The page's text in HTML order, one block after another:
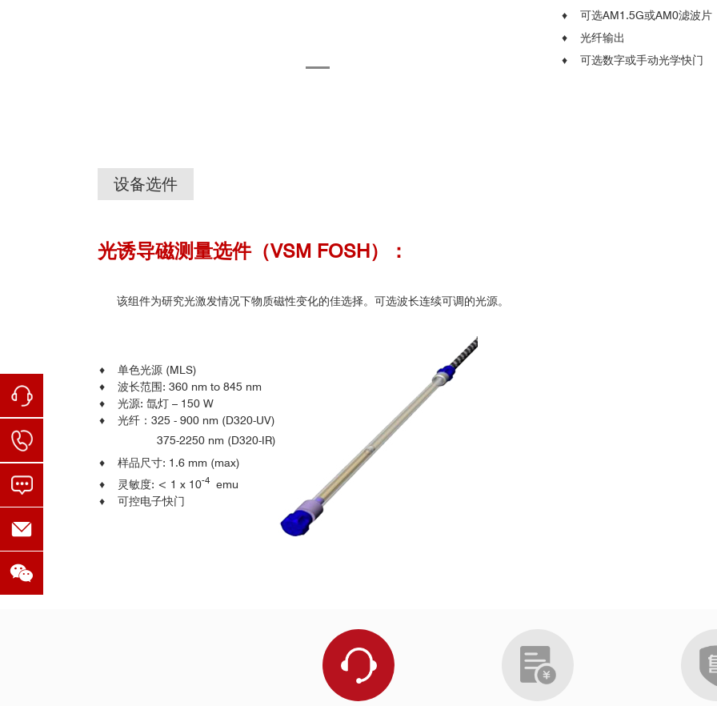
♦ 可选AM1.5G或AM0滤波片
♦ 光纤输出
♦ 可选数字或手动光学快门
设备选件
光诱导磁测量选件（VSM FOSH）：
该组件为研究光激发情况下物质磁性变化的佳选择。可选波长连续可调的光源。
♦ 单色光源 (MLS)
♦ 波长范围: 360 nm to 845 nm
♦ 光源: 氙灯 – 150 W
♦ 光纤：325 - 900 nm (D320-UV)
375-2250 nm (D320-IR)
♦ 样品尺寸: 1.6 mm (max)
♦ 灵敏度: < 1 x 10-4 emu
♦ 可控电子快门